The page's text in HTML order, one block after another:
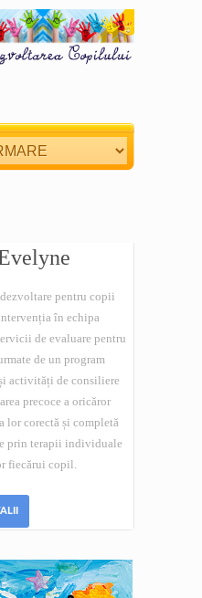
pentru copii
în echipa
de evaluare pentru
de un program
activități de consiliere
precoce a oricăror
lor corectă și completă
prin terapii individuale
fiecărui copil.